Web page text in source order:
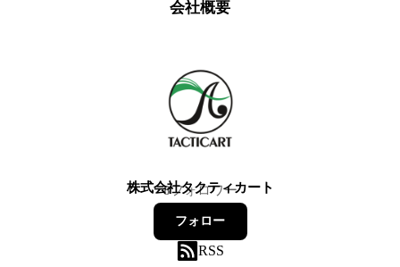
会社概要
株式会社タクティカート
8フォロワー
フォロー
RSS